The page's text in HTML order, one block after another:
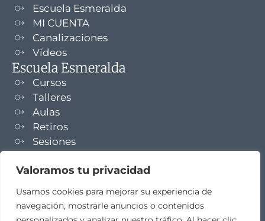
Valoramos tu privacidad
Usamos cookies para mejorar su experiencia de
navegación, mostrarle anuncios o contenidos
Escuela Esmeralda
MI CUENTA
Canalizaciones
Vídeos
Escuela Esmeralda
Cursos
Talleres
Aulas
Retiros
Sesiones
NEWSLETTER
TELEGRAM